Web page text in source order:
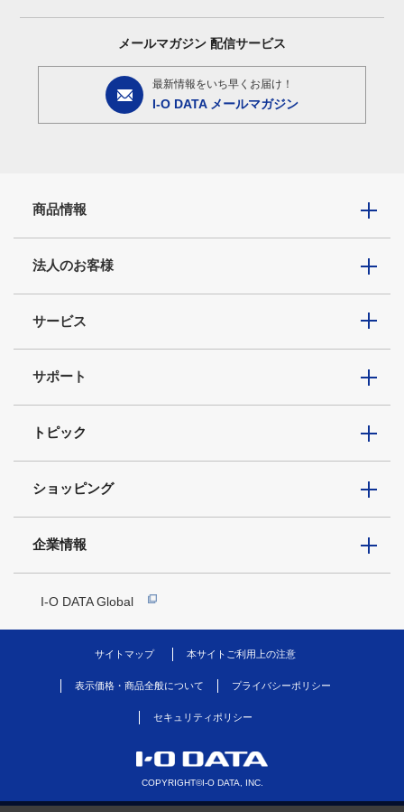
メールマガジン 配信サービス
最新情報をいち早くお届け！
I-O DATA メールマガジン
商品情報
法人のお客様
サービス
サポート
トピック
ショッピング
企業情報
I-O DATA Global
サイトマップ 本サイトご利用上の注意
表示価格・商品全般について プライバシーポリシー
セキュリティポリシー
COPYRIGHT©I-O DATA, INC.